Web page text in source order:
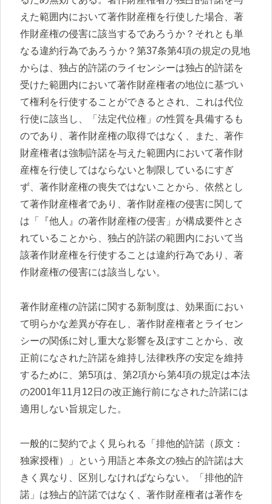
えた範囲内において著作財産権を行使した場合、著
作財産権の侵害に該当するであろうか？それとも単
なる違約行為であろうか？第37条第4項の規定の見地
からは、独占的許諾のライセンシーは独占的許諾を
受けた範囲内において著作財産権者の地位に基づい
て権利を行使することができるとされ、これは代位
行使に該当し、「法定代位権」の性質を具備するも
のであり、著作財産権の取得ではなく、また、著作
財産権者は強制許諾を与えた範囲内において著作財
産権を行使してはならないと制限しているにすぎ
ず、著作財産権の喪失ではないことから、依然とし
て著作財産権者であり、著作財産権の侵害に関して
は「『他人』の著作財産権の侵害」が構成要件とさ
れていることから、独占的許諾の範囲内において当
該著作財産権を行使することは違約行為であり、著
作財産権の侵害には該当しない。
著作財産権の許諾に関する新制度は、効果面におい
て明らかな差異が存在し、著作財産権者とライセン
シーの関係に対し重大な影響を及ぼすことから、改
正前になされた許諾を維持し法律秩序の安定を維持
するために、第5項は、第2項から第4項の規定は本法
の2001年11月12日の改正施行前になされた許諾には
適用しない旨規定した。
一般的に契約でよく見られる「排他的許諾（原文：
独家授権）」という用語と本条文の独占的許諾は大
きく異なり、区別しなければならない。「排他的許
諾」は独占的許諾ではなく、著作財産権者は著作を